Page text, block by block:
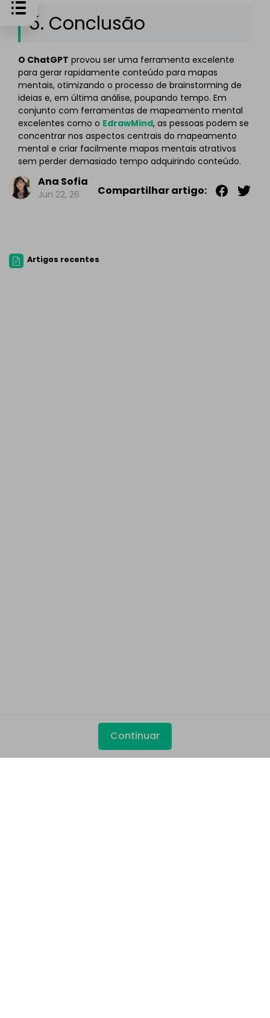
5. Conclusão
O ChatGPT provou ser uma ferramenta excelente
para gerar rapidamente conteúdo para mapas
mentais, otimizando o processo de brainstorming de
ideias e, em última análise, poupando tempo. Em
conjunto com ferramentas de mapeamento mental
excelentes como o EdrawMind, as pessoas podem se
concentrar nos aspectos centrais do mapeamento
mental e criar facilmente mapas mentais atrativos
sem perder demasiado tempo adquirindo conteúdo.
Ana Sofia
Jun 22, 26 Compartilhar artigo:
Artigos recentes
Continuar